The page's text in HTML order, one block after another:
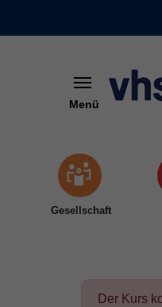
Menü
Gesellschaft
Der Kurs